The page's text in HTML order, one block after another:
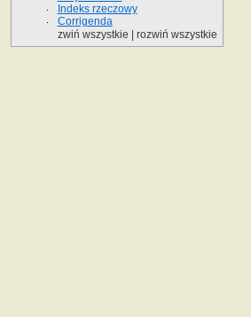
Indeks rzeczowy
Corrigenda
zwiń wszystkie
rozwiń wszystkie